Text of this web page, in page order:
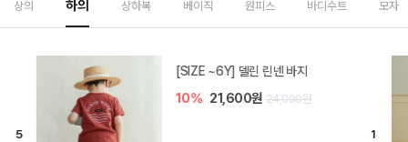
상의 하의 상하복 베이직 원피스 바디수트 모자
[SIZE ~6Y] 델린 린넨 바지
10% 21,600원 24,000원